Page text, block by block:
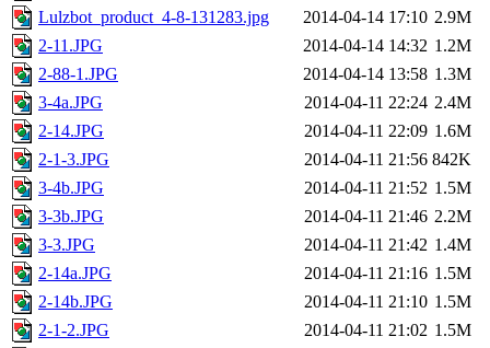
Lulzbot_product_4-8-131283.jpg
2014-04-14 17:10 2.9M
2-11.JPG
2014-04-14 14:32 1.2M
2-88-1.JPG
2014-04-14 13:58 1.3M
3-4a.JPG
2014-04-11 22:24 2.4M
2-14.JPG
2014-04-11 22:09 1.6M
2-1-3.JPG
2014-04-11 21:56 842K
3-4b.JPG
2014-04-11 21:52 1.5M
3-3b.JPG
2014-04-11 21:46 2.2M
3-3.JPG
2014-04-11 21:42 1.4M
2-14a.JPG
2014-04-11 21:16 1.5M
2-14b.JPG
2014-04-11 21:10 1.5M
2-1-2.JPG
2014-04-11 21:02 1.5M